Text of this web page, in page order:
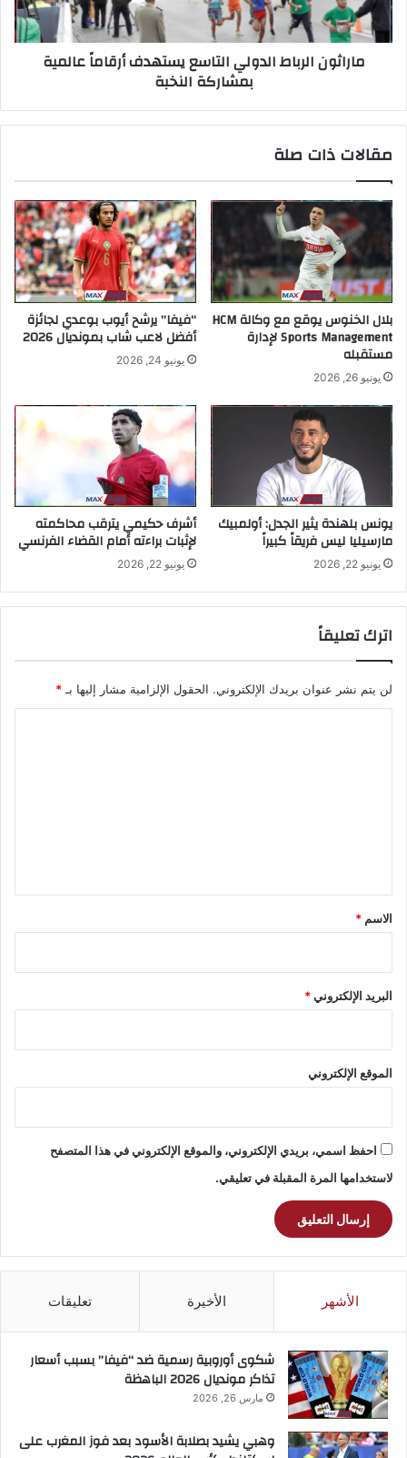
ماراثون الرباط الدولي التاسع يستهدف أرقاماً عالمية
بمشاركة النخبة
مقالات ذات صلة
بلال الخنوس يوقع مع وكالة HCM
Sports Management لإدارة
مستقبله
يونيو 26, 2026
“فيفا” يرشح أيوب بوعدي لجائزة
أفضل لاعب شاب بمونديال 2026
يونيو 24, 2026
يونس بلهندة يثير الجدل: أولمبيك
مارسيليا ليس فريقاً كبيراً
يونيو 22, 2026
أشرف حكيمي يترقب محاكمته
لإثبات براءته أمام القضاء الفرنسي
يونيو 22, 2026
اترك تعليقاً
لن يتم نشر عنوان بريدك الإلكتروني. الحقول الإلزامية مشار إليها بـ*
*
الاسم *
البريد الإلكتروني*
الموقع الإلكتروني
احفظ اسمي، بريدي الإلكتروني، والموقع الإلكتروني في هذا المتصفح
لاستخدامها المرة المقبلة في تعليقي.
الأشهر الأخيرة تعليقات
شكوى أوروبية رسمية ضد “فيفا” بسبب أسعار
تذاكر مونديال 2026 الباهظة
مارس 26, 2026
وهبي يشيد بصلابة الأسود بعد فوز المغرب على